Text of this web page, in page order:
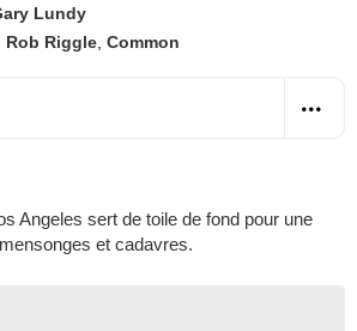
Lundy
Rob Riggle Common
Angeles sert de toile de fond pour une
et cadavres.